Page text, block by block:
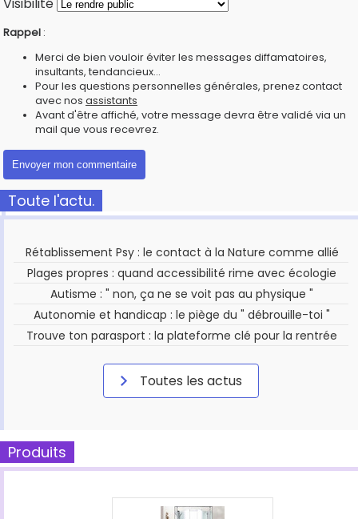
Rappel :
Merci de bien vouloir éviter les messages diffamatoires,
insultants, tendancieux...
Pour les questions personnelles générales, prenez contact
avec nos assistants
Avant d'être affiché, votre message devra être validé via un
mail que vous recevrez.
Toute l'actu.
Rétablissement Psy : le contact à la Nature comme allié
Plages propres : quand accessibilité rime avec écologie
Autisme : " non, ça ne se voit pas au physique "
Autonomie et handicap : le piège du " débrouille-toi "
Trouve ton parasport : la plateforme clé pour la rentrée
Toutes les actus
Produits